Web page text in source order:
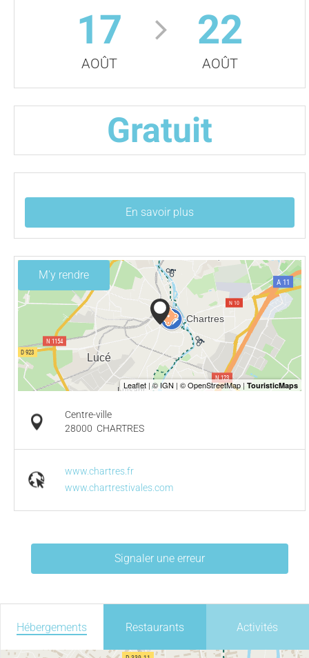
17
AOÛT
22
AOÛT
Gratuit
En savoir plus
M'y rendre
Centre-ville
28000 CHARTRES
www.chartres.fr
www.chartrestivales.com
Signaler une erreur
Hébergements Restaurants Activités